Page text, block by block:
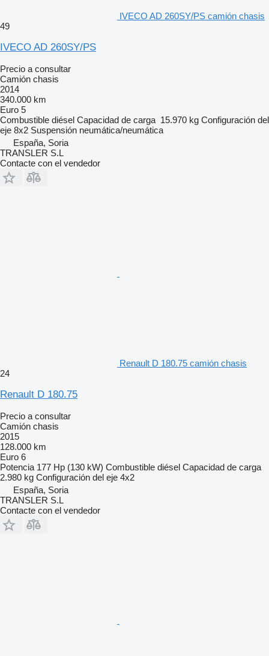
IVECO AD 260SY/PS camión chasis
49
IVECO AD 260SY/PS
Precio a consultar
Camión chasis
2014
340.000 km
Euro 5
Combustible diésel Capacidad de carga 15.970 kg Configuración del
eje 8x2 Suspensión neumática/neumática
España, Soria
TRANSLER S.L
Contacte con el vendedor
Renault D 180.75 camión chasis
24
Renault D 180.75
Precio a consultar
Camión chasis
2015
128.000 km
Euro 6
Potencia 177 Hp (130 kW) Combustible diésel Capacidad de carga
2.980 kg Configuración del eje 4x2
España, Soria
TRANSLER S.L
Contacte con el vendedor